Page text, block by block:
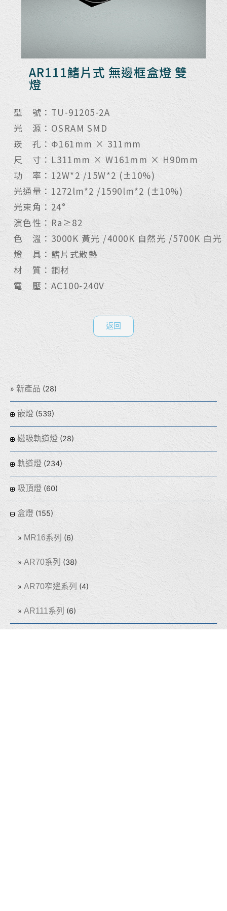
新產品 (28)
嵌燈 (539)
磁吸軌道燈 (28)
軌道燈 (234)
吸頂燈 (60)
盒燈 (155)
MR16系列 (6)
AR70系列 (38)
AR70窄邊系列 (4)
AR111系列 (6)
AR111鰭片式 無邊框盒燈 雙
燈
型 號：TU-91205-2A
光 源：OSRAM SMD
崁 孔：Φ161mm × 311mm
尺 寸：L311mm × W161mm × H90mm
功 率：12W*2 /15W*2 (±10%)
光通量：1272lm*2 /1590lm*2 (±10%)
光束角：24°
演色性：Ra≥82
色 溫：3000K 黃光 /4000K 自然光 /5700K 白光
燈 具：鰭片式散熱
材 質：鋼材
電 壓：AC100-240V
返回